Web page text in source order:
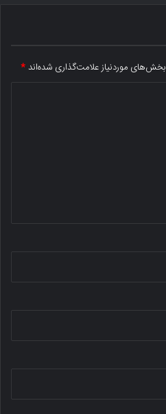
بخش‌های موردنیاز علامت‌گذاری شده‌اند*